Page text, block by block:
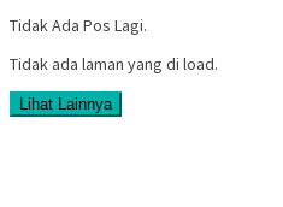
Tidak Ada Pos Lagi.
Tidak ada laman yang di load.
Lihat Lainnya